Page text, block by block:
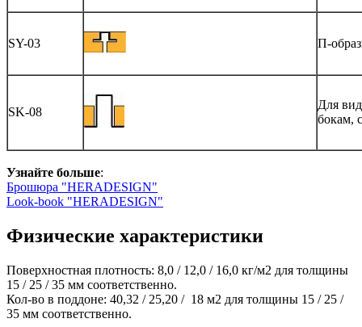
SY-03 П-
SK-08
Для
бокам,
Узнайте больше:
Брошюра "HERADESIGN"
Look-book "HERADESIGN"
Физические характеристики
Поверхностная плотность: 8,0 / 12,0 / 16,0 кг/м2 для толщины
15 / 25 / 35 мм соответственно.
Кол-во в поддоне: 40,32 / 25,20 / 18 м2 для толщины 15 / 25 /
35 мм соответственно.